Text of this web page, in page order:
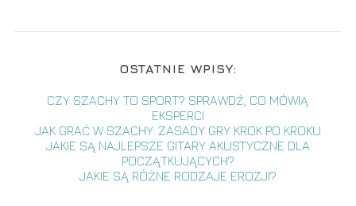
OSTATNIE WPISY:
CZY SZACHY TO SPORT? SPRAWDŹ, CO MÓWIĄ
EKSPERCI
JAK GRAĆ W SZACHY: ZASADY GRY KROK PO KROKU
JAKIE SĄ NAJLEPSZE GITARY AKUSTYCZNE DLA
POCZĄTKUJĄCYCH?
JAKIE SĄ RÓŻNE RODZAJE EROZJI?